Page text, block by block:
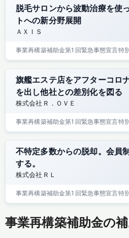
脱毛サロンから波動治療を使
トへの新分野展開
ＡＸＩＳ
事業再構築補助金第1回緊急事態宣言特
旗艦エステ店をアフターコロ
を出し他社との差別化を図る
株式会社Ｒ．ＯＶＥ
事業再構築補助金第1回緊急事態宣言特
不特定多数からの脱却。会員
する。
株式会社ＲＬ
事業再構築補助金第1回緊急事態宣言特
事業再構築補助金の